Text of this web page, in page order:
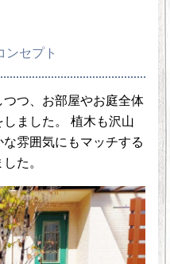
ンセプト
つ、お部屋やお庭全体
ました。 植木も沢山
雰囲気にもマッチする
た。